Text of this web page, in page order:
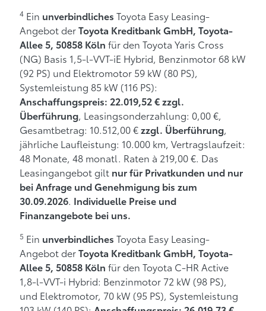
4 Ein unverbindliches Toyota Easy Leasing-
Angebot derToyota Kreditbank GmbH, Toyota-
Allee 5, 50858 Köln für den Toyota Yaris Cross
(NG) Basis 1,5-l-VVT-iE Hybrid, Benzinmotor 68 kW
(92 PS) und Elektromotor 59 kW (80 PS),
Systemleistung 85 kW (116 PS):
Anschaffungspreis: 22.019,52 € zzgl.
Überführung, Leasingsonderzahlung: 0,00 €,
Gesamtbetrag: 10.512,00 €zzgl. Überführung,
jährliche Laufleistung: 10.000 km, Vertragslaufzeit:
48 Monate, 48 monatl. Raten à 219,00 €. Das
Leasingangebot gilt nur für Privatkunden und nur
bei Anfrage und Genehmigung bis zum
30.09.2026. Individuelle Preise und
Finanzangebote bei uns.
5 Ein unverbindliches Toyota Easy Leasing-
Angebot derToyota Kreditbank GmbH, Toyota-
Allee 5, 50858 Köln für den Toyota C-HR Active
1,8-l-VVT-i Hybrid: Benzinmotor 72 kW (98 PS),
und Elektromotor, 70 kW (95 PS), Systemleistung